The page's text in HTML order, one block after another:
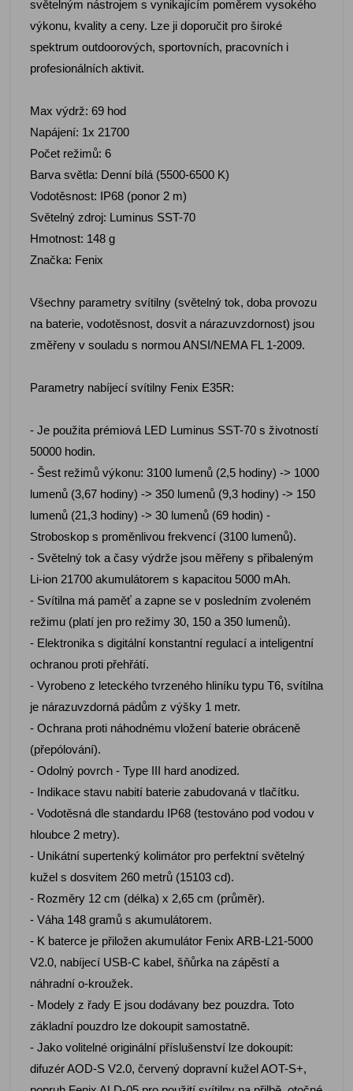
světelným nástrojem s vynikajícím poměrem vysokého
výkonu, kvality a ceny. Lze ji doporučit pro široké
spektrum outdoorových, sportovních, pracovních i
profesionálních aktivit.
Max výdrž: 69 hod
Napájení: 1x 21700
Počet režimů: 6
Barva světla: Denní bílá (5500-6500 K)
Vodotěsnost: IP68 (ponor 2 m)
Světelný zdroj: Luminus SST-70
Hmotnost: 148 g
Značka: Fenix
Všechny parametry svítilny (světelný tok, doba provozu
na baterie, vodotěsnost, dosvit a nárazuvzdornost) jsou
změřeny v souladu s normou ANSI/NEMA FL 1-2009.
Parametry nabíjecí svítilny Fenix E35R:
- Je použita prémiová LED Luminus SST-70 s životností
50000 hodin.
- Šest režimů výkonu: 3100 lumenů (2,5 hodiny) -> 1000
lumenů (3,67 hodiny) -> 350 lumenů (9,3 hodiny) -> 150
lumenů (21,3 hodiny) -> 30 lumenů (69 hodin) -
Stroboskop s proměnlivou frekvencí (3100 lumenů).
- Světelný tok a časy výdrže jsou měřeny s přibaleným
Li-ion 21700 akumulátorem s kapacitou 5000 mAh.
- Svítilna má paměť a zapne se v posledním zvoleném
režimu (platí jen pro režimy 30, 150 a 350 lumenů).
- Elektronika s digitální konstantní regulací a inteligentní
ochranou proti přehřátí.
- Vyrobeno z leteckého tvrzeného hliníku typu T6, svítilna
je nárazuvzdorná pádům z výšky 1 metr.
- Ochrana proti náhodnému vložení baterie obráceně
(přepólování).
- Odolný povrch - Type III hard anodized.
- Indikace stavu nabití baterie zabudovaná v tlačítku.
- Vodotěsná dle standardu IP68 (testováno pod vodou v
hloubce 2 metry).
- Unikátní supertenký kolimátor pro perfektní světelný
kužel s dosvitem 260 metrů (15103 cd).
- Rozměry 12 cm (délka) x 2,65 cm (průměr).
- Váha 148 gramů s akumulátorem.
- K baterce je přiložen akumulátor Fenix ARB-L21-5000
V2.0, nabíjecí USB-C kabel, šňůrka na zápěstí a
náhradní o-kroužek.
- Modely z řady E jsou dodávany bez pouzdra. Toto
základní pouzdro lze dokoupit samostatně.
- Jako volitelné originální příslušenství lze dokoupit:
difuzér AOD-S V2.0, červený dopravní kužel AOT-S+,